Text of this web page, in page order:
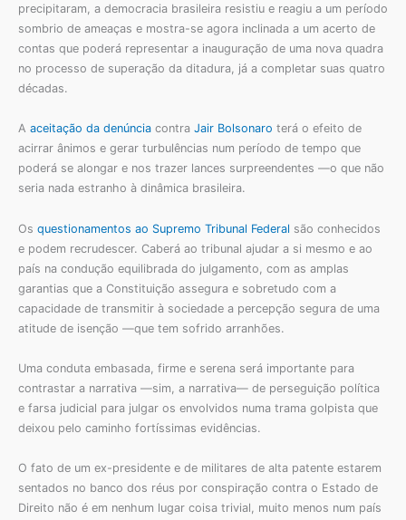
precipitaram, a democracia brasileira resistiu e reagiu a um período
sombrio de ameaças e mostra-se agora inclinada a um acerto de
contas que poderá representar a inauguração de uma nova quadra
no processo de superação da ditadura, já a completar suas quatro
décadas.
A aceitação da denúncia contra Jair Bolsonaro terá o efeito de
acirrar ânimos e gerar turbulências num período de tempo que
poderá se alongar e nos trazer lances surpreendentes —o que não
seria nada estranho à dinâmica brasileira.
Os questionamentos ao Supremo Tribunal Federal são conhecidos
e podem recrudescer. Caberá ao tribunal ajudar a si mesmo e ao
país na condução equilibrada do julgamento, com as amplas
garantias que a Constituição assegura e sobretudo com a
capacidade de transmitir à sociedade a percepção segura de uma
atitude de isenção —que tem sofrido arranhões.
Uma conduta embasada, firme e serena será importante para
contrastar a narrativa —sim, a narrativa— de perseguição política
e farsa judicial para julgar os envolvidos numa trama golpista que
deixou pelo caminho fortíssimas evidências.
O fato de um ex-presidente e de militares de alta patente estarem
sentados no banco dos réus por conspiração contra o Estado de
Direito não é em nenhum lugar coisa trivial, muito menos num país